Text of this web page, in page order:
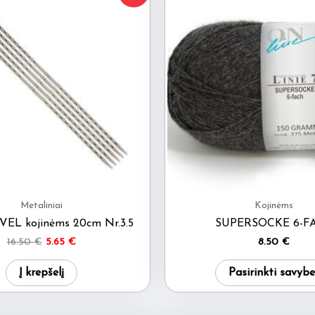
Metaliniai
kojinėms 20cm Nr.3.5
16.50€ Original
was:
16.50 €.
5.65 €Current
is:
5.65 €.
Į krepšelį
Kojinėms
SUPERSOCKE 6-
8.50 €
Pasirinkti